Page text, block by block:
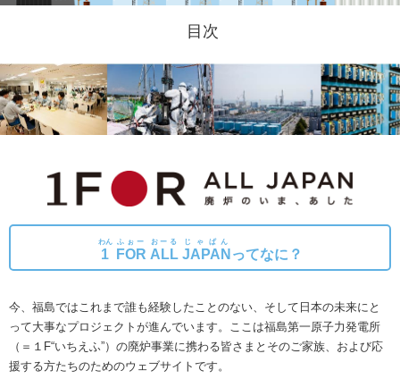
目次
1
わん
FOR
ふぉー
ALL
おーる
JAPAN
じゃぱん
ってなに？
今、福島ではこれまで誰も経験したことのない、そして日本の未来にと
って大事なプロジェクトが進んでいます。 ここは福島第一原子力発電所
（＝１F“いちえふ”）の廃炉事業に携わる皆さまとそのご家族、および応
援する方たちのためのウェブサイトです。